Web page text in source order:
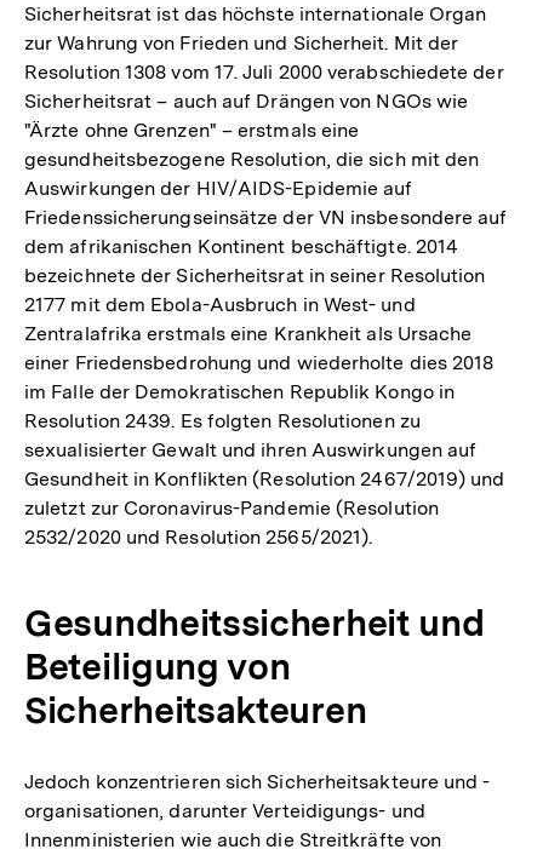
Sicherheitsrat ist das höchste internationale Organ
zur Wahrung von Frieden und Sicherheit. Mit der
Resolution 1308 vom 17. Juli 2000 verabschiedete der
Sicherheitsrat – auch auf Drängen von NGOs wie
"Ärzte ohne Grenzen" – erstmals eine
gesundheitsbezogene Resolution, die sich mit den
Auswirkungen der HIV/AIDS-Epidemie auf
Friedenssicherungseinsätze der VN insbesondere auf
dem afrikanischen Kontinent beschäftigte. 2014
bezeichnete der Sicherheitsrat in seiner Resolution
2177 mit dem Ebola-Ausbruch in West- und
Zentralafrika erstmals eine Krankheit als Ursache
einer Friedensbedrohung und wiederholte dies 2018
im Falle der Demokratischen Republik Kongo in
Resolution 2439. Es folgten Resolutionen zu
sexualisierter Gewalt und ihren Auswirkungen auf
Gesundheit in Konflikten (Resolution 2467/2019) und
zuletzt zur Coronavirus-Pandemie (Resolution
2532/2020 und Resolution 2565/2021).
Gesundheitssicherheit und
Beteiligung von
Sicherheitsakteuren
Jedoch konzentrieren sich Sicherheitsakteure und -
organisatio­n­en, darunter Verteidigungs- und
Innenministerien wie auch die Streitkräfte von